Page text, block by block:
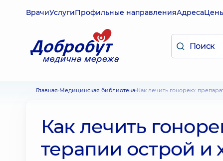
ВрачиУслугиПрофильные направленияАдреса
Главная Медицинская библиотека Как лечить гонорею:
Как лечить
терапии острой